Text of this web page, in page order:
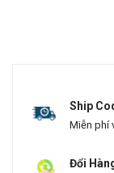
Ship
Miễn phí
Đổi